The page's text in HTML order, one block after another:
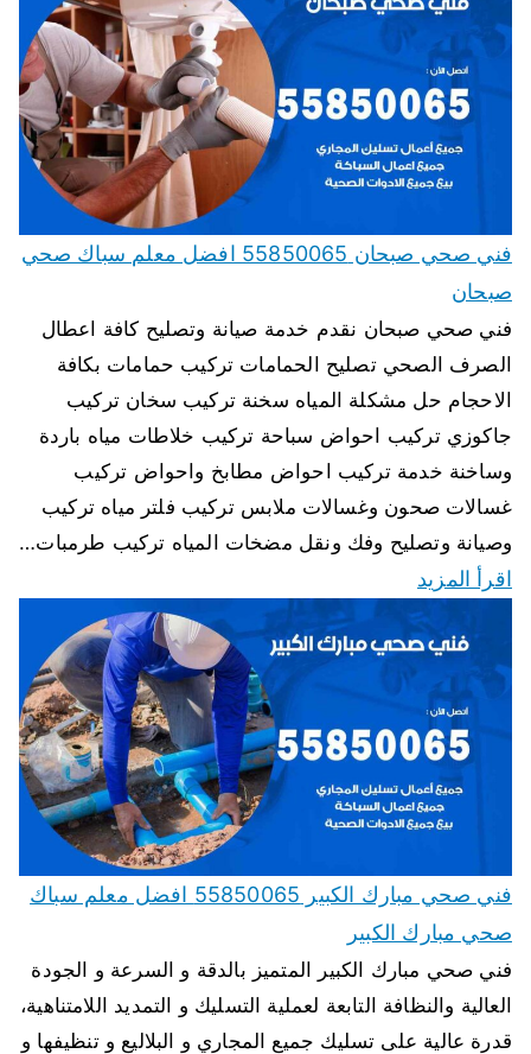
فني صحي صبحان 55850065 افضل معلم سباك صحي
صبحان
فني صحي صبحان نقدم خدمة صيانة وتصليح كافة اعطال
الصرف الصحي تصليح الحمامات تركيب حمامات بكافة
الاحجام حل مشكلة المياه سخنة تركيب سخان تركيب
جاكوزي تركيب احواض سباحة تركيب خلاطات مياه باردة
وساخنة خدمة تركيب احواض مطابخ واحواض تركيب
غسالات صحون وغسالات ملابس تركيب فلتر مياه تركيب
وصيانة وتصليح وفك ونقل مضخات المياه تركيب طرمبات…
اقرأ المزيد
فني صحي مبارك الكبير 55850065 افضل معلم سباك
صحي مبارك الكبير
فني صحي مبارك الكبير المتميز بالدقة و السرعة و الجودة
العالية والنظافة التابعة لعملية التسليك و التمديد اللامتناهية،
قدرة عالية على تسليك جميع المجاري و البلاليع و تنظيفها و